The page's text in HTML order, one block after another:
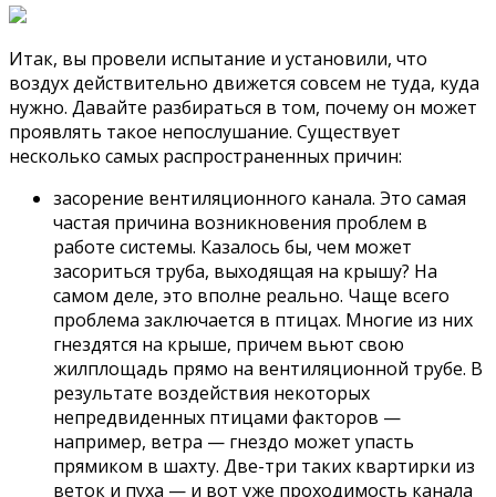
Итак, вы провели испытание и установили, что
воздух действительно движется совсем не туда, куда
нужно. Давайте разбираться в том, почему он может
проявлять такое непослушание. Существует
несколько самых распространенных причин:
засорение вентиляционного канала. Это самая
частая причина возникновения проблем в
работе системы. Казалось бы, чем может
засориться труба, выходящая на крышу? На
самом деле, это вполне реально. Чаще всего
проблема заключается в птицах. Многие из них
гнездятся на крыше, причем вьют свою
жилплощадь прямо на вентиляционной трубе. В
результате воздействия некоторых
непредвиденных птицами факторов —
например, ветра — гнездо может упасть
прямиком в шахту. Две-три таких квартирки из
веток и пуха — и вот уже проходимость канала